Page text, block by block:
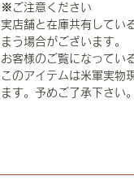
※ご注意ください
実店舗と在庫共有してい
まう場合がございます。
お客様のご覧になってい
このアイテムは米軍実物
ます。予めご了承下さい。